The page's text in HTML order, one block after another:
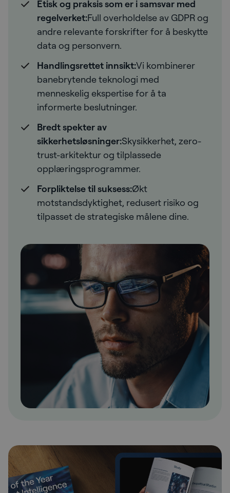
Etisk og praksis som er i samsvar med
regelverket:Full overholdelse av GDPR og
andre relevante forskrifter for å beskytte
data og personvern.
Handlingsrettet innsikt:Vi kombinerer
banebrytende teknologi med
menneskelig ekspertise for å ta
informerte beslutninger.
Bredt spekter av
sikkerhetsløsninger:Skysikkerhet, zero-
trust-arkitektur og tilplassede
opplæringsprogrammer.
Forpliktelse til suksess:Økt
motstandsdyktighet, redusert risiko og
tilpasset de strategiske målene dine.